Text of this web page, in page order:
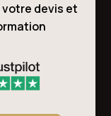
devis et